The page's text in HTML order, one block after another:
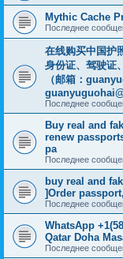
Mythic Cache
Последнее
在线购买中国护
身份证、驾驶证
（邮箱：
Последнее
Buy real and
renew
pa
Последнее
buy real and
]Order
Последнее
WhatsApp
Qatar Doha
Последнее